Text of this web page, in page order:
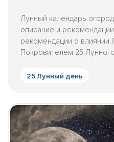
Лунный календарь
описание и
рекомендации о
Покровителем 25
25 Лунный день